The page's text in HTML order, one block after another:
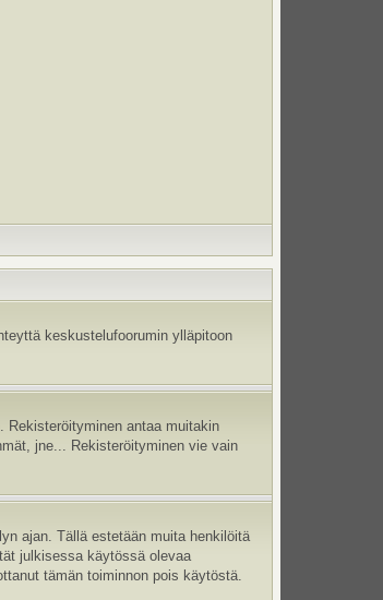
keskustelufoorumin ylläpitoon
antaa muitakin
jne... Rekisteröityminen vie vain
ajan. Tällä estetään muita henkilöitä
julkisessa käytössä olevaa
tämän toiminnon pois käytöstä.